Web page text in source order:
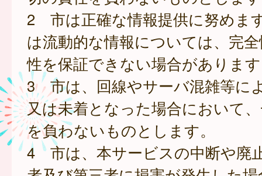
2 市は正確な情報提供に努めま
は流動的な情報については、完
性を保証できない場合がありま
3 市は、回線やサーバ混雑等に
又は未着となった場合において
を負わないものとします。
4 市は、本サービスの中断や廃